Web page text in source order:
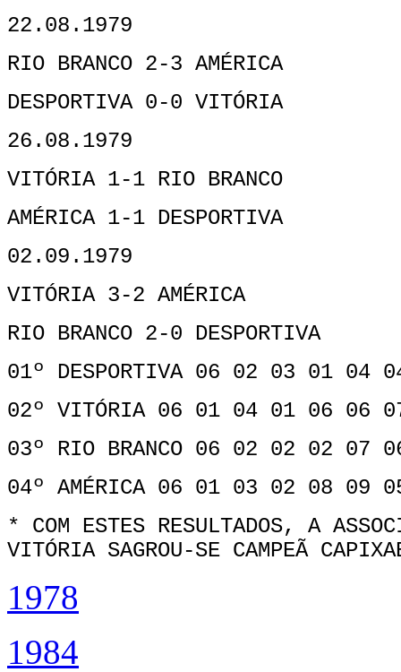
22.08.1979
RIO BRANCO 2-3 AMÉRICA
DESPORTIVA 0-0 VITÓRIA
26.08.1979
VITÓRIA 1-1 RIO BRANCO
AMÉRICA 1-1 DESPORTIVA
02.09.1979
VITÓRIA 3-2 AMÉRICA
RIO BRANCO 2-0 DESPORTIVA
01º DESPORTIVA 06 02 03 01 04
02º VITÓRIA 06 01 04 01 06 06
03º RIO BRANCO 06 02 02 02 07
04º AMÉRICA 06 01 03 02 08 09
* COM ESTES RESULTADOS, A
VITÓRIA SAGROU-SE CAMPEÃ
1978
1984